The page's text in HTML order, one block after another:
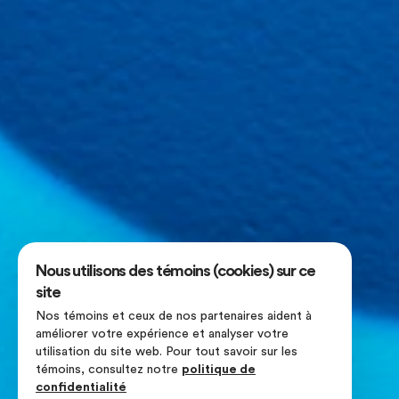
Nous utilisons des témoins (cookies) sur ce
site
Nos témoins et ceux de nos partenaires aident à
améliorer votre expérience et analyser votre
utilisation du site web. Pour tout savoir sur les
témoins, consultez notre politique de
confidentialité